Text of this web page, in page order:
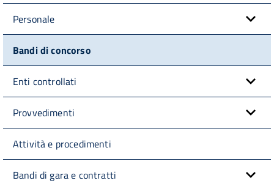
Personale
Bandi di concorso
Enti controllati
Provvedimenti
Attività e procedimenti
Bandi di gara e contratti